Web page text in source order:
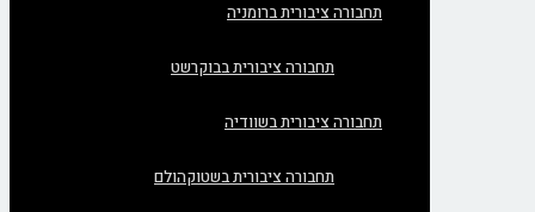
תחבורה ציבורית ברומניה
תחבורה ציבורית בבוקרשט
תחבורה ציבורית בשוודיה
תחבורה ציבורית בשטוקהולם